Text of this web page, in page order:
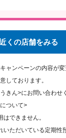
くの店舗をみる
ャンペーンの内容が変
しております。
きん>にお問い合わせ
ついて>
できません。
いただいている定期性